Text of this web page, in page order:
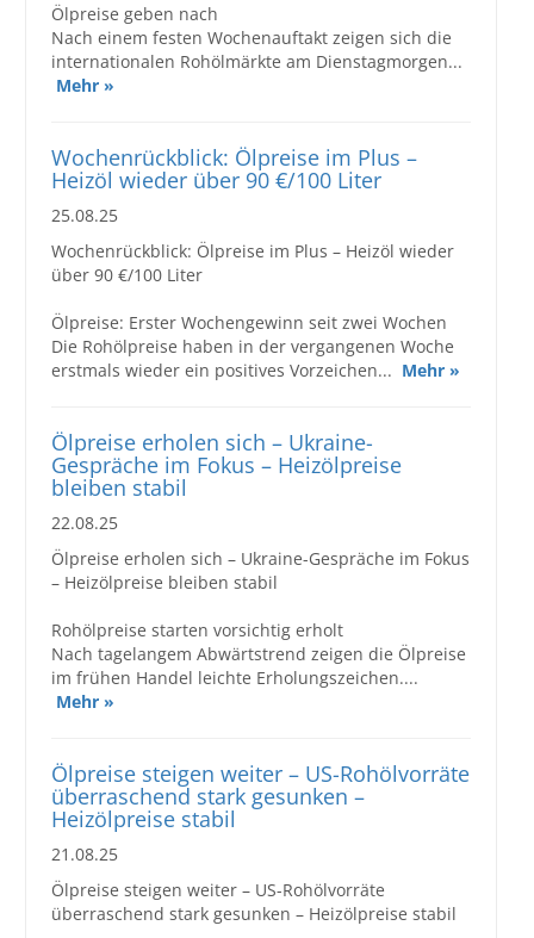
Ölpreise geben nach
Nach einem festen Wochenauftakt zeigen sich die
internationalen Rohölmärkte am Dienstagmorgen...
Mehr »
Wochenrückblick: Ölpreise im Plus –
Heizöl wieder über 90 €/100 Liter
25.08.25
Wochenrückblick: Ölpreise im Plus – Heizöl wieder
über 90 €/100 Liter
Ölpreise: Erster Wochengewinn seit zwei Wochen
Die Rohölpreise haben in der vergangenen Woche
erstmals wieder ein positives Vorzeichen... Mehr »
Ölpreise erholen sich – Ukraine-
Gespräche im Fokus – Heizölpreise
bleiben stabil
22.08.25
Ölpreise erholen sich – Ukraine-Gespräche im Fokus
– Heizölpreise bleiben stabil
Rohölpreise starten vorsichtig erholt
Nach tagelangem Abwärtstrend zeigen die Ölpreise
im frühen Handel leichte Erholungszeichen....
Mehr »
Ölpreise steigen weiter – US-Rohölvorräte
überraschend stark gesunken –
Heizölpreise stabil
21.08.25
Ölpreise steigen weiter – US-Rohölvorräte
überraschend stark gesunken – Heizölpreise stabil